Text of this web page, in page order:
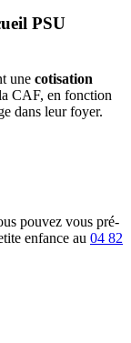
PSU
une cotisation
CAF, en fonction
dans leur foyer.
pouvez vous pré-
enfance au 04 82